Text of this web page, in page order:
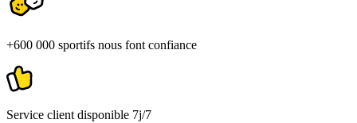
+600 000 sportifs nous font confiance
Service client disponible 7j/7